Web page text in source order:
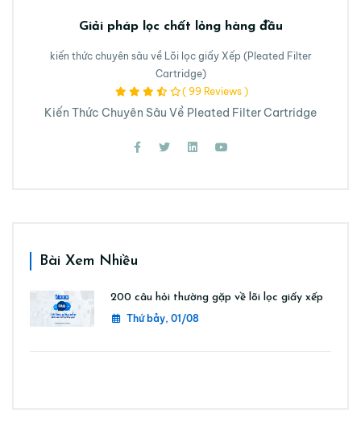
Giải pháp lọc chất lỏng hàng đầu
kiến thức chuyên sâu về Lõi lọc giấy Xếp (Pleated Filter
Cartridge)
( 99 Reviews )
Kiến Thức Chuyên Sâu Về Pleated Filter Cartridge
Bài Xem Nhiều
200 câu hỏi thường gặp về lõi lọc giấy xếp
Thứ bảy, 01/08